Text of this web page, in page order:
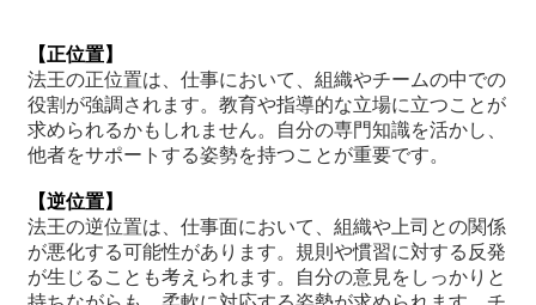
【正位置】
法王の正位置は、仕事において、組織やチームの中での
役割が強調されます。教育や指導的な立場に立つことが
求められるかもしれません。自分の専門知識を活かし、
他者をサポートする姿勢を持つことが重要です。
【逆位置】
法王の逆位置は、仕事面において、組織や上司との関係
が悪化する可能性があります。規則や慣習に対する反発
が生じることも考えられます。自分の意見をしっかりと